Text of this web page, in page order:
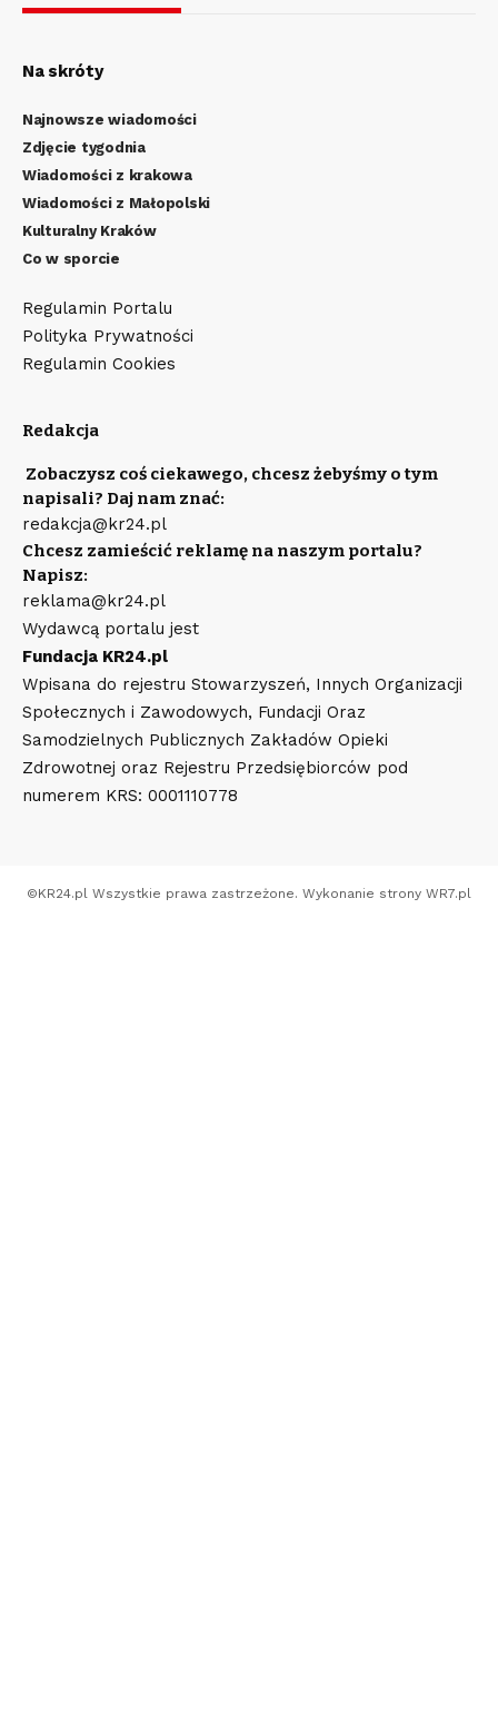
Na skróty
Najnowsze wiadomości
Zdjęcie tygodnia
Wiadomości z krakowa
Wiadomości z Małopolski
Kulturalny Kraków
Co w sporcie
Regulamin Portalu
Polityka Prywatności
Regulamin Cookies
Redakcja
Zobaczysz coś ciekawego, chcesz żebyśmy o tym
napisali? Daj nam znać:
redakcja@kr24.pl
Chcesz zamieścić reklamę na naszym portalu?
Napisz:
reklama@kr24.pl
Wydawcą portalu jest
Fundacja KR24.pl
Wpisana do rejestru Stowarzyszeń, Innych Organizacji
Społecznych i Zawodowych, Fundacji Oraz
Samodzielnych Publicznych Zakładów Opieki
Zdrowotnej oraz Rejestru Przedsiębiorców pod
numerem KRS: 0001110778
©KR24.pl Wszystkie prawa zastrzeżone. Wykonanie strony WR7.pl